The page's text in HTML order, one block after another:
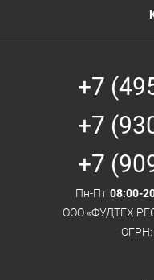
+7
+7
+7
Пн-Пт 08:00-
ООО «ФУДТЕХ
ОГРН: